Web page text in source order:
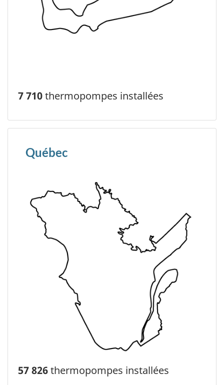
7 710thermopompes installées
Québec
57 826thermopompes installées